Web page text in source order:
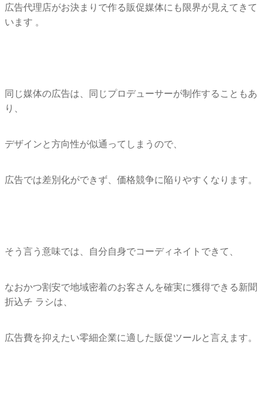
広告代理店がお決まりで作る販促媒体にも限界が見えてきて
います 。
同じ媒体の広告は、同じプロデューサーが制作することもあ
り、
デザインと方向性が似通ってしまうので、
広告では差別化ができず、価格競争に陥りやすくなります。
そう言う意味では、自分自身でコーディネイトできて、
なおかつ割安で地域密着のお客さんを確実に獲得できる新聞
折込チ ラシは、
広告費を抑えたい零細企業に適した販促ツールと言えます。